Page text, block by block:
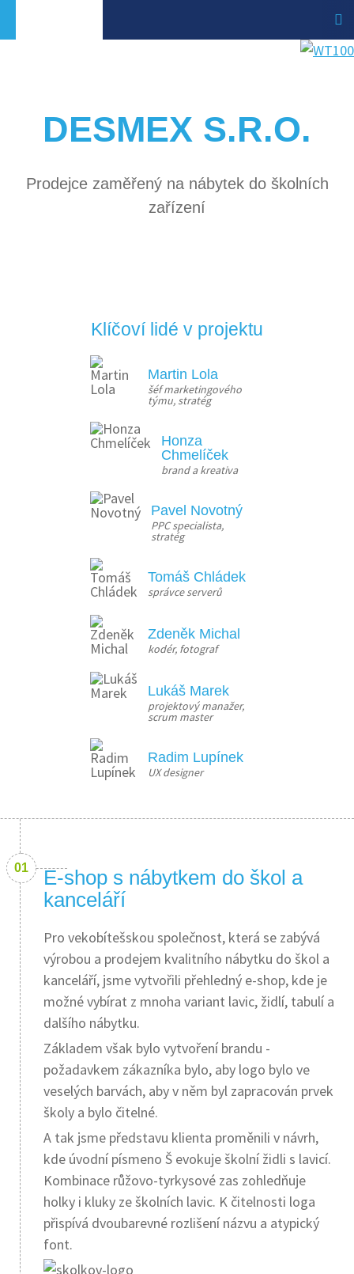
DESMEX S.R.O.
Prodejce zaměřený na nábytek do školních
zařízení
Klíčoví lidé v projektu
Martin Lola
šéf marketingového
týmu, stratég
Honza
Chmelíček
brand a kreativa
Pavel Novotný
PPC specialista,
stratég
Tomáš Chládek
správce serverů
Zdeněk Michal
kodér, fotograf
Lukáš Marek
projektový manažer,
scrum master
Radim Lupínek
UX designer
E-shop s nábytkem do škol a
kanceláří
Pro vekobítešskou společnost, která se zabývá
výrobou a prodejem kvalitního nábytku do škol a
kanceláří, jsme vytvořili přehledný e-shop, kde je
možné vybírat z mnoha variant lavic, židlí, tabulí a
dalšího nábytku.
Základem však bylo vytvoření brandu -
požadavkem zákazníka bylo, aby logo bylo ve
veselých barvách, aby v něm byl zapracován prvek
školy a bylo čitelné.
A tak jsme představu klienta proměnili v návrh,
kde úvodní písmeno Š evokuje školní židli s lavicí.
Kombinace růžovo-tyrkysové zas zohledňuje
holky i kluky ze školních lavic. K čitelnosti loga
přispívá dvoubarevné rozlišení názvu a atypický
font.